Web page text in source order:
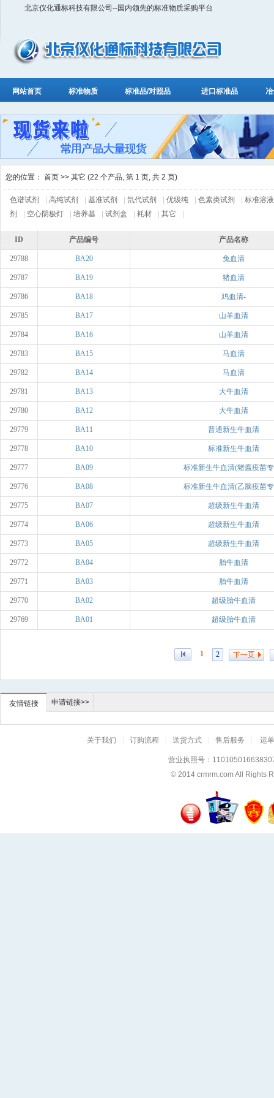
北京仪化通标科技有限公司--国内领先的标准物质采购平台
网站首页 标准物质 标准品/对照品 进口标准品
您的位置： 首页 >> 其它 (22 个产品, 第 1 页, 共 2 页)
色谱试剂 高纯试剂 基准试剂 氘代试剂 优级纯 色素类试剂
标准溶液
剂
空心阴极灯 培养基 试剂盒 耗材 其它
ID 产品编号 产品名称
29788 BA20 兔血清
29787 BA19 猪血清
29786 BA18 鸡血清-
29785 BA17 山羊血清
29784 BA16 山羊血清
29783 BA15 马血清
29782 BA14 马血清
29781 BA13 大牛血清
29780 BA12 大牛血清
29779 BA11 普通新生牛血清
29778 BA10 标准新生牛血清
29777 BA09 标准新生牛血清(猪瘟疫苗
29776 BA08 标准新生牛血清(乙脑疫苗
29775 BA07 超级新生牛血清
29774 BA06 超级新生牛血清
29773 BA05 超级新生牛血清
29772 BA04 胎牛血清
29771 BA03 胎牛血清
29770 BA02 超级胎牛血清
29769 BA01 超级胎牛血清
1 2
友情链接 申请链接>>
关于我们 订购流程 送货方式 售后服务 运
营业执照号：
© 2014 crmrm.comAll Rights